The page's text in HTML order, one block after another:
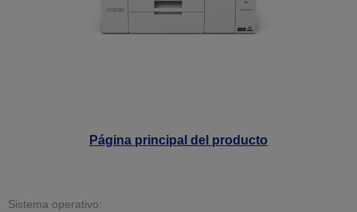
Página principal del producto
Sistema operativo: